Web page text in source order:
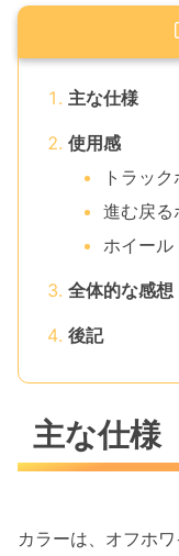
主な仕様
使用感
トラッ
進む戻る
ホイール
全体的な感想
後記
主な仕様
カラーは、オフホ